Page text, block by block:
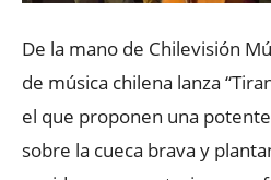
De la mano de Chilevisión
de música chilena lanza
el que proponen una
sobre la cueca brava y